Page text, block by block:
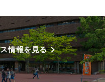
情報を見る